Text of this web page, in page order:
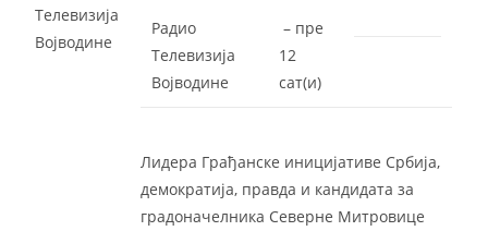
Телевизија
Војводине
Радио
Телевизија
Војводине
– ‎пре
12
сат(и)‎
Лидера Грађанске иницијативе Србија,
демократија, правда и кандидата за
градоначелника Северне Митровице